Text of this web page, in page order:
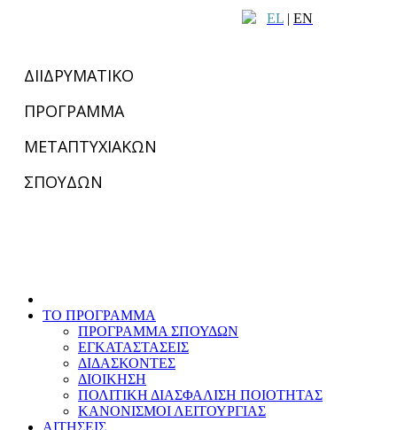
EL | EN
ΔΙΙΔΡΥΜΑΤΙΚΟ
ΠΡΟΓΡΑΜΜΑ
ΜΕΤΑΠΤΥΧΙΑΚΩΝ
ΣΠΟΥΔΩΝ
ΤΟ ΠΡΟΓΡΑΜΜΑ
ΠΡΟΓΡΑΜΜΑ ΣΠΟΥΔΩΝ
ΕΓΚΑΤΑΣΤΑΣΕΙΣ
ΔΙΔΑΣΚΟΝΤΕΣ
ΔΙΟΙΚΗΣΗ
ΠΟΛΙΤΙΚΗ ΔΙΑΣΦΑΛΙΣΗ ΠΟΙΟΤΗΤΑΣ
ΚΑΝΟΝΙΣΜΟΙ ΛΕΙΤΟΥΡΓΙΑΣ